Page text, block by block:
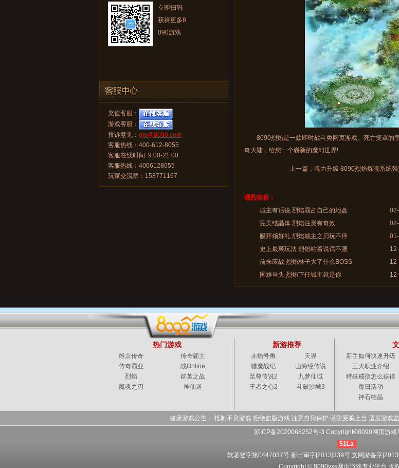
立即扫码
获得更多8
090游戏
充值客服：
游戏客服：
投诉意见： gm@8090.com
客服热线：400-612-8055
客服在线时间: 9:00-21:00
客服热线：4006128055
玩家交流群：158771167
8090烈焰是一款即时战斗类网页游戏。死亡笼罩的
奇大陆，给您一个崭新的魔幻世界!
上一篇： 魂力升级 8090烈焰炼魂系统
强烈推荐：
城主有话说 烈焰霸占自己的地盘
完美结晶体 烈焰注灵有奇效
膜拜领好礼 烈焰城主之刃玩不停
史上最爽玩法 烈焰站着说话不腰
前来应战 烈焰林子大了什么BOSS
国难当头 烈焰下任城主就是你
热门游戏
维京传奇
传奇霸主
传奇霸业
战Online
烈焰
群英之战
魔魂之刃
神仙道
新游推荐
赤焰号角
天界
猎魔战纪
山海经传说
至尊传说2
九梦仙域
王者之心2
斗破沙城3
新手如何快速升级
三大职业介绍
特殊戒指怎么获得
每日活动
神石结晶
健康游戏公告： 抵制不良游戏 拒绝盗版游戏 注意自我保护 谨防受骗上当 适度游戏
苏ICP备2020068252号-3 Copyright©8090网页游戏
51La
软著登字第0447037号 新出审字[2013]339号 文网游备字
Copyright © 8090yxs网页游戏专业平台 版